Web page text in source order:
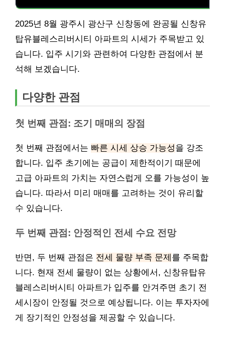
2025년 8월 광주시 광산구 신창동에 완공될 신창유
탑유블레스리버시티 아파트의 시세가 주목받고 있
습니다. 입주 시기와 관련하여 다양한 관점에서 분
석해 보겠습니다.
다양한 관점
첫 번째 관점: 조기 매매의 장점
첫 번째 관점에서는 빠른 시세 상승 가능성을 강조
합니다. 입주 초기에는 공급이 제한적이기 때문에
고급 아파트의 가치는 자연스럽게 오를 가능성이 높
습니다. 따라서 미리 매매를 고려하는 것이 유리할
수 있습니다.
두 번째 관점: 안정적인 전세 수요 전망
반면, 두 번째 관점은 전세 물량 부족 문제 를 주목합
니다. 현재 전세 물량이 없는 상황에서, 신창유탑유
블레스리버시티 아파트가 입주를 안겨주면 초기 전
세시장이 안정될 것으로 예상됩니다. 이는 투자자에
게 장기적인 안정성을 제공할 수 있습니다.